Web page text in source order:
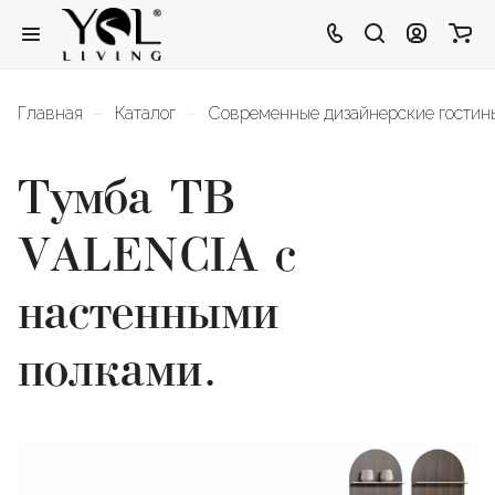
Главная Каталог Современные дизайнерские
Тумба ТВ
VALENCIA с
настенными
полками.